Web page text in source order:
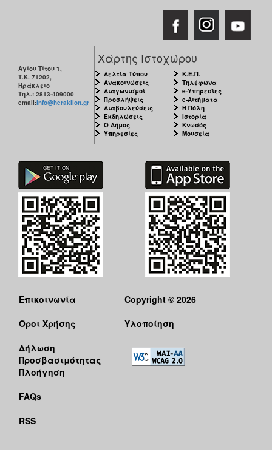
Αγίου Τίτου 1,
Τ.Κ. 71202,
Ηράκλειο
Τηλ.: 2813-409000
email:info@heraklion.gr
Χάρτης Ιστοχώρου
Δελτία Τύπου
Ανακοινώσεις
Διαγωνισμοί
Προσλήψεις
Διαβουλεύσεις
Εκδηλώσεις
Ο Δήμος
Υπηρεσίες
Κ.Ε.Π.
Τηλέφωνα
e-Υπηρεσίες
e-Αιτήματα
Η Πόλη
Ιστορία
Κνωσός
Μουσεία
Επικοινωνία
Όροι Χρήσης
Δήλωση
Προσβασιμότητας
Πλοήγηση
FAQs
RSS
Copyright © 2026
Υλοποίηση